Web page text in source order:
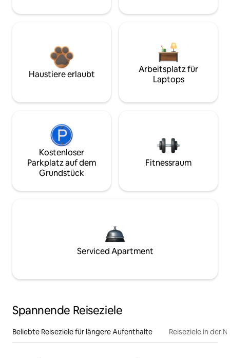
Haustiere erlaubt
Arbeitsplatz für
Laptops
Kostenloser
Parkplatz auf dem
Grundstück
Fitnessraum
Serviced Apartment
Spannende Reiseziele
Beliebte Reiseziele für längere Aufenthalte Reiseziele in der